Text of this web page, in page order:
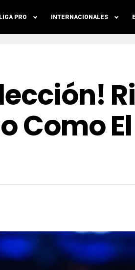
LIGA PRO INTERNACIONALES
Como